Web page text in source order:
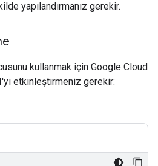
yapılandırmanız gerekir.
kullanmak için Google Cloud
etkinleştirmeniz gerekir: